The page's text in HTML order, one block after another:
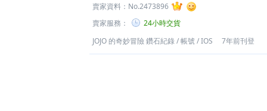
賣家資料： No.2473896
賣家服務：
24小時交貨
JOJO 的奇妙冒險 鑽石紀錄/帳號/IOS 7年前刊登